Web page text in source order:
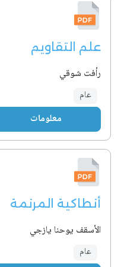
علم التقاويم
رأفت شوقي
عام
معلومات
أنطاكية المرنمة
الأسقف يوحنا يازجي
عام